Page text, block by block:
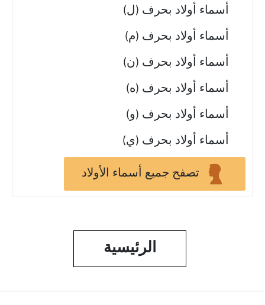
أسماء أولاد بحرف (ل)
أسماء أولاد بحرف (م)
أسماء أولاد بحرف (ن)
أسماء أولاد بحرف (ه)
أسماء أولاد بحرف (و)
أسماء أولاد بحرف (ي)
تصفح جميع أسماء الأولاد
الرئيسية